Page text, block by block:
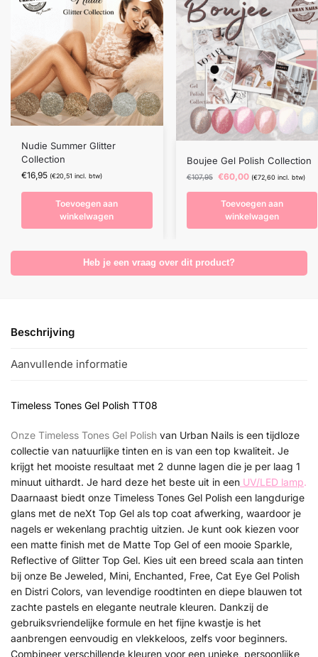
Nudie Summer Glitter
Collection
€16,95 (€20,51 incl. btw)
Toevoegen aan
winkelwagen
Boujee Gel Polish Collection
€107,95 €60,00 (€72,60incl. btw)
Toevoegen aan
winkelwagen
Heb je een vraag over dit product?
Beschrijving
Aanvullende informatie
Timeless Tones Gel Polish TT08
Onze Timeless Tones Gel Polish van Urban Nails is een tijdloze
collectie van natuurlijke tinten en is van een top kwaliteit. Je
krijgt het mooiste resultaat met 2 dunne lagen die je per laag 1
minuut uithardt. Je hard deze het beste uit in een UV/LED lamp.
Daarnaast biedt onze Timeless Tones Gel Polish een langdurige
glans met de neXt Top Gel als top coat afwerking, waardoor je
nagels er wekenlang prachtig uitzien. Je kunt ook kiezen voor
een matte finish met de Matte Top Gel of een mooie Sparkle,
Reflective of Glitter Top Gel. Kies uit een breed scala aan tinten
bij onze Be Jeweled, Mini, Enchanted, Free, Cat Eye Gel Polish
en Distri Colors, van levendige roodtinten en diepe blauwen tot
zachte pastels en elegante neutrale kleuren. Dankzij de
gebruiksvriendelijke formule en het fijne kwastje is het
aanbrengen eenvoudig en vlekkeloos, zelfs voor beginners.
Combineer verschillende kleuren voor een unieke, persoonlijke